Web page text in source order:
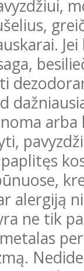
alergiją
ne tik